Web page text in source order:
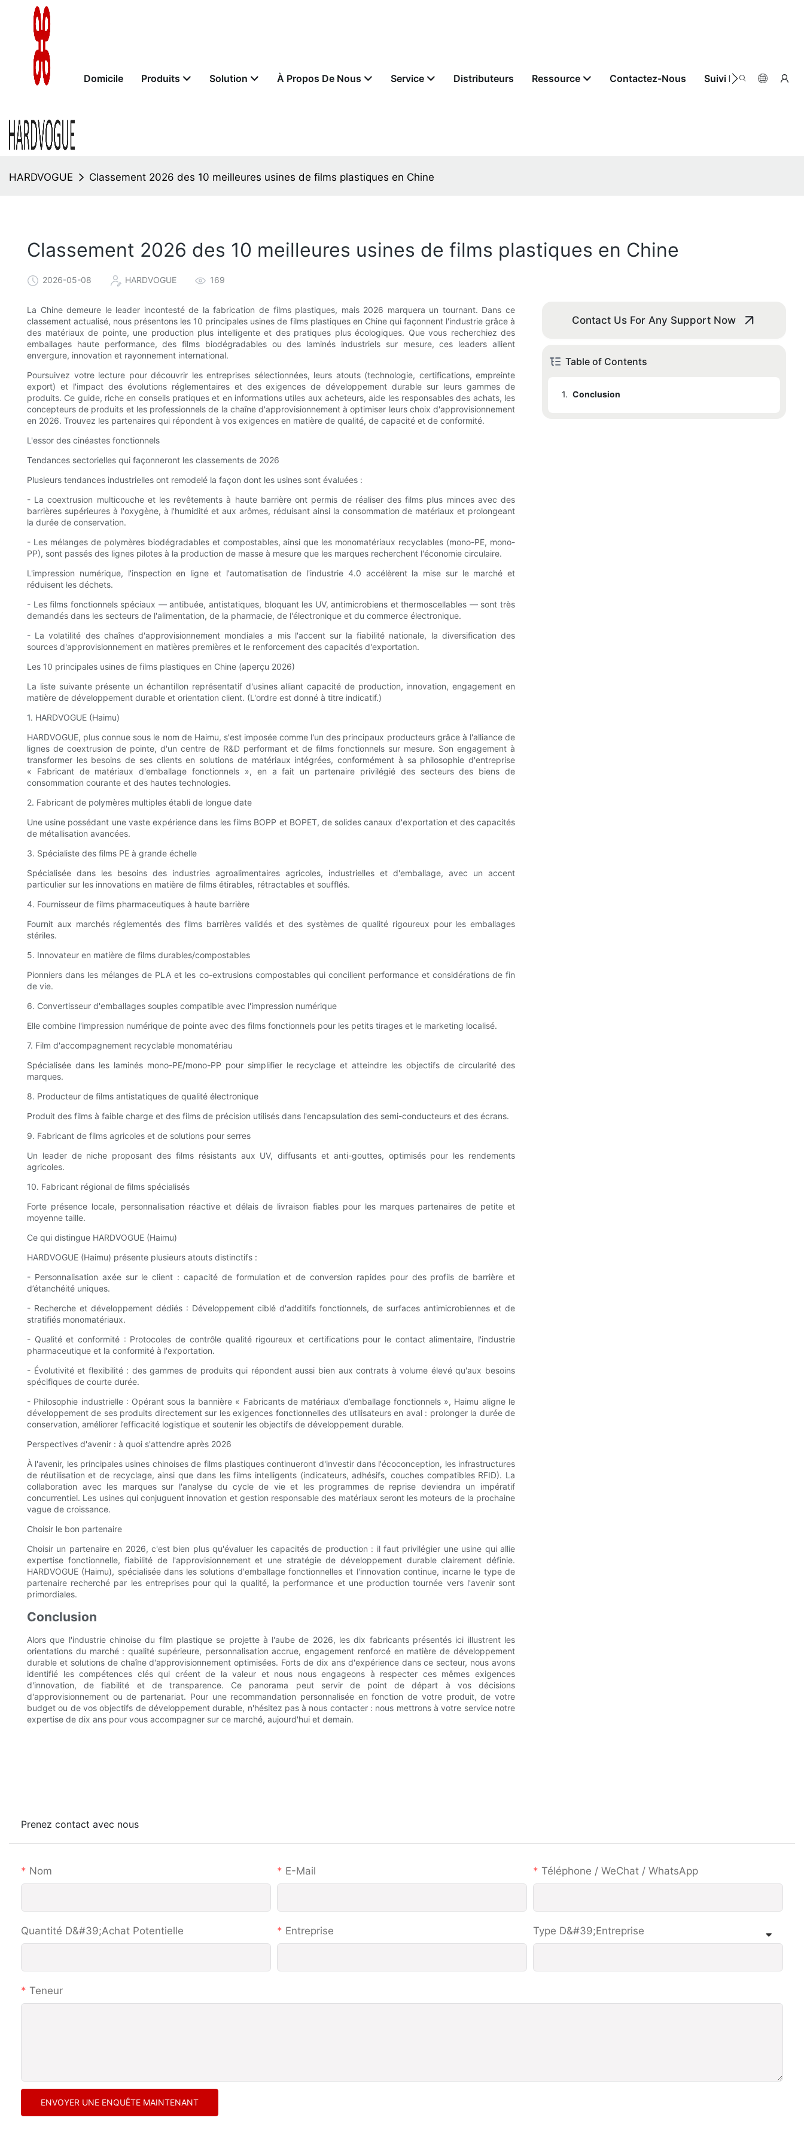
Domicile Produits Solution À Propos De Nous Service Distributeurs Ressource Contactez-Nous Suivi De Commande
HARDVOGUE Classement 2026 des 10 meilleures usines de films plastiques en Chine
Classement 2026 des 10 meilleures usines de films plastiques en Chine
2026-05-08 HARDVOGUE 169
La Chine demeure le leader incontesté de la fabrication de films plastiques, mais 2026 marquera un tournant. Dans ce
classement actualisé, nous présentons les 10 principales usines de films plastiques en Chine qui façonnent l'industrie grâce à
des matériaux de pointe, une production plus intelligente et des pratiques plus écologiques. Que vous recherchiez des
emballages haute performance, des films biodégradables ou des laminés industriels sur mesure, ces leaders allient
envergure, innovation et rayonnement international.
Poursuivez votre lecture pour découvrir les entreprises sélectionnées, leurs atouts (technologie, certifications, empreinte
export) et l'impact des évolutions réglementaires et des exigences de développement durable sur leurs gammes de
produits. Ce guide, riche en conseils pratiques et en informations utiles aux acheteurs, aide les responsables des achats, les
concepteurs de produits et les professionnels de la chaîne d'approvisionnement à optimiser leurs choix d'approvisionnement
en 2026. Trouvez les partenaires qui répondent à vos exigences en matière de qualité, de capacité et de conformité.
L'essor des cinéastes fonctionnels
Tendances sectorielles qui façonneront les classements de 2026
Plusieurs tendances industrielles ont remodelé la façon dont les usines sont évaluées :
- La coextrusion multicouche et les revêtements à haute barrière ont permis de réaliser des films plus minces avec des
barrières supérieures à l'oxygène, à l'humidité et aux arômes, réduisant ainsi la consommation de matériaux et prolongeant
la durée de conservation.
- Les mélanges de polymères biodégradables et compostables, ainsi que les monomatériaux recyclables (mono-PE, mono-
PP), sont passés des lignes pilotes à la production de masse à mesure que les marques recherchent l'économie circulaire.
L'impression numérique, l'inspection en ligne et l'automatisation de l'industrie 4.0 accélèrent la mise sur le marché et
réduisent les déchets.
- Les films fonctionnels spéciaux — antibuée, antistatiques, bloquant les UV, antimicrobiens et thermoscellables — sont très
demandés dans les secteurs de l'alimentation, de la pharmacie, de l'électronique et du commerce électronique.
- La volatilité des chaînes d'approvisionnement mondiales a mis l'accent sur la fiabilité nationale, la diversification des
sources d'approvisionnement en matières premières et le renforcement des capacités d'exportation.
Les 10 principales usines de films plastiques en Chine (aperçu 2026)
La liste suivante présente un échantillon représentatif d'usines alliant capacité de production, innovation, engagement en
matière de développement durable et orientation client. (L'ordre est donné à titre indicatif.)
1. HARDVOGUE (Haimu)
HARDVOGUE, plus connue sous le nom de Haimu, s'est imposée comme l'un des principaux producteurs grâce à l'alliance de
lignes de coextrusion de pointe, d'un centre de R&D performant et de films fonctionnels sur mesure. Son engagement à
transformer les besoins de ses clients en solutions de matériaux intégrées, conformément à sa philosophie d'entreprise
« Fabricant de matériaux d'emballage fonctionnels », en a fait un partenaire privilégié des secteurs des biens de
consommation courante et des hautes technologies.
2. Fabricant de polymères multiples établi de longue date
Une usine possédant une vaste expérience dans les films BOPP et BOPET, de solides canaux d'exportation et des capacités
de métallisation avancées.
3. Spécialiste des films PE à grande échelle
Spécialisée dans les besoins des industries agroalimentaires agricoles, industrielles et d'emballage, avec un accent
particulier sur les innovations en matière de films étirables, rétractables et soufflés.
4. Fournisseur de films pharmaceutiques à haute barrière
Fournit aux marchés réglementés des films barrières validés et des systèmes de qualité rigoureux pour les emballages
stériles.
5. Innovateur en matière de films durables/compostables
Pionniers dans les mélanges de PLA et les co-extrusions compostables qui concilient performance et considérations de fin
de vie.
6. Convertisseur d'emballages souples compatible avec l'impression numérique
Elle combine l'impression numérique de pointe avec des films fonctionnels pour les petits tirages et le marketing localisé.
7. Film d'accompagnement recyclable monomatériau
Spécialisée dans les laminés mono-PE/mono-PP pour simplifier le recyclage et atteindre les objectifs de circularité des
marques.
8. Producteur de films antistatiques de qualité électronique
Produit des films à faible charge et des films de précision utilisés dans l'encapsulation des semi-conducteurs et des écrans.
9. Fabricant de films agricoles et de solutions pour serres
Un leader de niche proposant des films résistants aux UV, diffusants et anti-gouttes, optimisés pour les rendements
agricoles.
10. Fabricant régional de films spécialisés
Forte présence locale, personnalisation réactive et délais de livraison fiables pour les marques partenaires de petite et
moyenne taille.
Ce qui distingue HARDVOGUE (Haimu)
HARDVOGUE (Haimu) présente plusieurs atouts distinctifs :
- Personnalisation axée sur le client : capacité de formulation et de conversion rapides pour des profils de barrière et
d’étanchéité uniques.
- Recherche et développement dédiés : Développement ciblé d'additifs fonctionnels, de surfaces antimicrobiennes et de
stratifiés monomatériaux.
- Qualité et conformité : Protocoles de contrôle qualité rigoureux et certifications pour le contact alimentaire, l'industrie
pharmaceutique et la conformité à l'exportation.
- Évolutivité et flexibilité : des gammes de produits qui répondent aussi bien aux contrats à volume élevé qu'aux besoins
spécifiques de courte durée.
- Philosophie industrielle : Opérant sous la bannière « Fabricants de matériaux d’emballage fonctionnels », Haimu aligne le
développement de ses produits directement sur les exigences fonctionnelles des utilisateurs en aval : prolonger la durée de
conservation, améliorer l’efficacité logistique et soutenir les objectifs de développement durable.
Perspectives d'avenir : à quoi s'attendre après 2026
À l'avenir, les principales usines chinoises de films plastiques continueront d'investir dans l'écoconception, les infrastructures
de réutilisation et de recyclage, ainsi que dans les films intelligents (indicateurs, adhésifs, couches compatibles RFID). La
collaboration avec les marques sur l'analyse du cycle de vie et les programmes de reprise deviendra un impératif
concurrentiel. Les usines qui conjuguent innovation et gestion responsable des matériaux seront les moteurs de la prochaine
vague de croissance.
Choisir le bon partenaire
Choisir un partenaire en 2026, c'est bien plus qu'évaluer les capacités de production : il faut privilégier une usine qui allie
expertise fonctionnelle, fiabilité de l'approvisionnement et une stratégie de développement durable clairement définie.
HARDVOGUE (Haimu), spécialisée dans les solutions d'emballage fonctionnelles et l'innovation continue, incarne le type de
partenaire recherché par les entreprises pour qui la qualité, la performance et une production tournée vers l'avenir sont
primordiales.
Conclusion
Alors que l'industrie chinoise du film plastique se projette à l'aube de 2026, les dix fabricants présentés ici illustrent les
orientations du marché : qualité supérieure, personnalisation accrue, engagement renforcé en matière de développement
durable et solutions de chaîne d'approvisionnement optimisées. Forts de dix ans d'expérience dans ce secteur, nous avons
identifié les compétences clés qui créent de la valeur et nous nous engageons à respecter ces mêmes exigences
d'innovation, de fiabilité et de transparence. Ce panorama peut servir de point de départ à vos décisions
d'approvisionnement ou de partenariat. Pour une recommandation personnalisée en fonction de votre produit, de votre
budget ou de vos objectifs de développement durable, n'hésitez pas à nous contacter : nous mettrons à votre service notre
expertise de dix ans pour vous accompagner sur ce marché, aujourd'hui et demain.
Contact Us For Any Support Now
Table of Contents
1. Conclusion
Prenez contact avec nous
Nom E-Mail Téléphone / WeChat / WhatsApp
Quantité D&#39;achat Potentielle Entreprise Type D&#39;entreprise
Teneur
ENVOYER UNE ENQUÊTE MAINTENANT